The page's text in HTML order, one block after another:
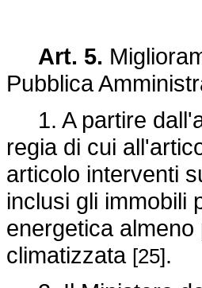
Art. 5.
Pubblica
1. A partire
regia di cui
articolo interventi
inclusi gli immobili
energetica
climatizzata [25].